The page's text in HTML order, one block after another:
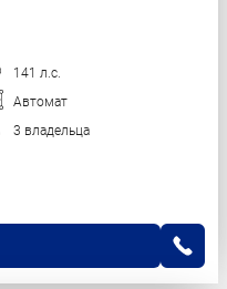
141 л.с.
Автомат
3 владельца